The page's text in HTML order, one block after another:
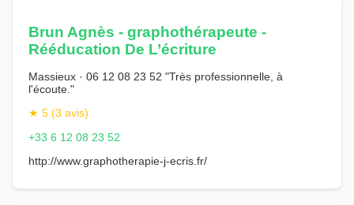
Brun Agnès - graphothérapeute -
Rééducation De L’écriture
Massieux · 06 12 08 23 52 "Très professionnelle, à
l'écoute."
★ 5 (3 avis)
+33 6 12 08 23 52
http://www.graphotherapie-j-ecris.fr/